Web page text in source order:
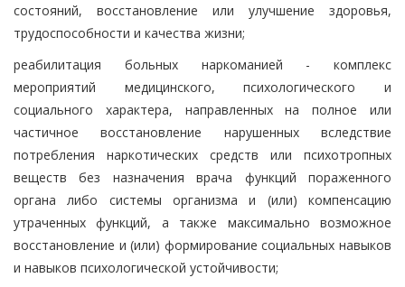
состояний, восстановление или улучшение здоровья,
трудоспособности и качества жизни;
реабилитация больных наркоманией - комплекс
мероприятий медицинского, психологического и
социального характера, направленных на полное или
частичное восстановление нарушенных вследствие
потребления наркотических средств или психотропных
веществ без назначения врача функций пораженного
органа либо системы организма и (или) компенсацию
утраченных функций, а также максимально возможное
восстановление и (или) формирование социальных навыков
и навыков психологической устойчивости;